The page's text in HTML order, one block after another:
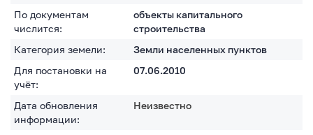
По документам
числится:
объекты капитального
строительства
Категория земели:
Земли населенных пунктов
Для постановки на
учёт:
07.06.2010
Дата обновления
информации:
Неизвестно